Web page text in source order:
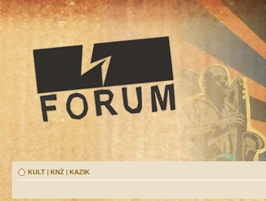
KULT | KNŻ | KAZIK